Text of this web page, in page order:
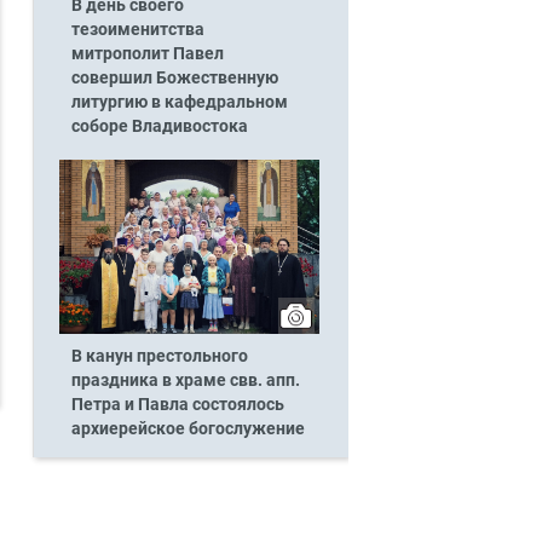
В день своего
тезоименитства
митрополит Павел
совершил Божественную
литургию в кафедральном
соборе Владивостока
В канун престольного
праздника в храме свв. апп.
Петра и Павла состоялось
архиерейское богослужение